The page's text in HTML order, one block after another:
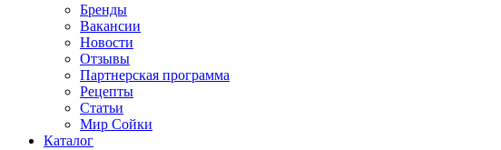
Бренды
Вакансии
Новости
Отзывы
Партнерская программа
Рецепты
Статьи
Мир Сойки
Каталог